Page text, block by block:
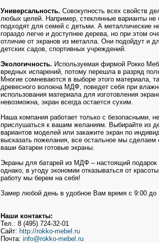
Универсальность. Совокупность всех свойств
любых целей. Например, стеклянные варианты не
подходят для семей с детьми. А металлические
гораздо легче и доступнее дерева, но при этом
отличие от экранов из металла. Они подойдут и
детских садов, спортивных учреждений.
Экологичность. Используемая фирмой Рокко
вредных испарений, потому перешла в разряд
Многие сомневаются в выборе этого материала,
древесного волокна МДФ, поведет себя при
использования материала для изготовления
невозможна, экран всегда остается сухим.
Наша компания работает только с безопасными,
прислушаться к вашим желаниям. Выбирайте из
вариантов моделей или закажите экран по
высказать пожелания, все остальное мы
ваши батареи готовые экраны.
Экраны для батарей из МДФ – настоящий
однако, в угоду экономии отказываться от
работу мы берем на себя!
Замер любой день в удобное Вам время с 9:00 до
Наши контакты:
Тел.: 8 (495) 724-32-01
Сайт: http://rokko-mebel.ru
Почта: info@rokko-mebel.ru